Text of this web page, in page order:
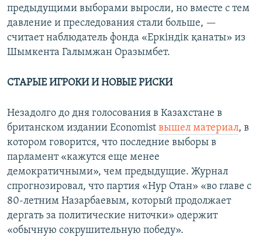
предыдущими выборами выросли, но вместе с тем
давление и преследования стали больше, —
считает наблюдатель фонда «Еркіндік қанаты» из
Шымкента Галымжан Оразымбет.
СТАРЫЕ ИГРОКИ И НОВЫЕ РИСКИ
Незадолго до дня голосования в Казахстане в
британском издании Economist вышел материал, в
котором говорится, что последние выборы в
парламент «кажутся еще менее
демократичными», чем предыдущие. Журнал
спрогнозировал, что партия «Нур Отан» «во главе с
80-летним Назарбаевым, который продолжает
дергать за политические ниточки» одержит
«обычную сокрушительную победу».